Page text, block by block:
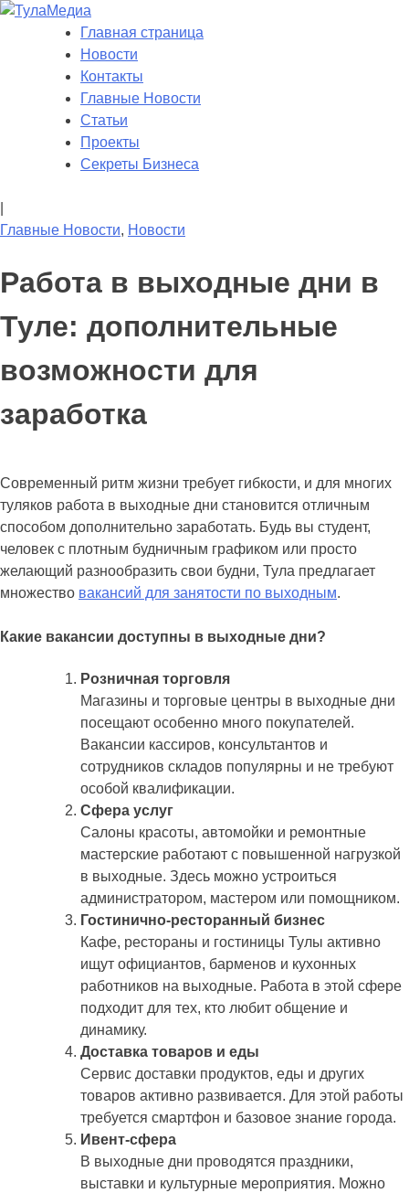
Skip
Новости Тулы
Главная страница
Новости
Контакты
Главные Новости
Статьи
Проекты
Секреты Бизнеса
Главные Новости, Новости
Работа в выходные дни в
Туле: дополнительные
возможности для
заработка
Современный ритм жизни требует гибкости, и для многих
туляков работа в выходные дни становится отличным
способом дополнительно заработать. Будь вы студент,
человек с плотным будничным графиком или просто
желающий разнообразить свои будни, Тула предлагает
множество вакансий для занятости по выходным.
Какие вакансии доступны в выходные дни?
Розничная торговля
Магазины и торговые центры в выходные дни
посещают особенно много покупателей.
Вакансии кассиров, консультантов и
сотрудников складов популярны и не требуют
особой квалификации.
Сфера услуг
Салоны красоты, автомойки и ремонтные
мастерские работают с повышенной нагрузкой
в выходные. Здесь можно устроиться
администратором, мастером или помощником.
Гостинично-ресторанный бизнес
Кафе, рестораны и гостиницы Тулы активно
ищут официантов, барменов и кухонных
работников на выходные. Работа в этой сфере
подходит для тех, кто любит общение и
динамику.
Доставка товаров и еды
Сервис доставки продуктов, еды и других
товаров активно развивается. Для этой работы
требуется смартфон и базовое знание города.
Ивент-сфера
В выходные дни проводятся праздники,
выставки и культурные мероприятия. Можно